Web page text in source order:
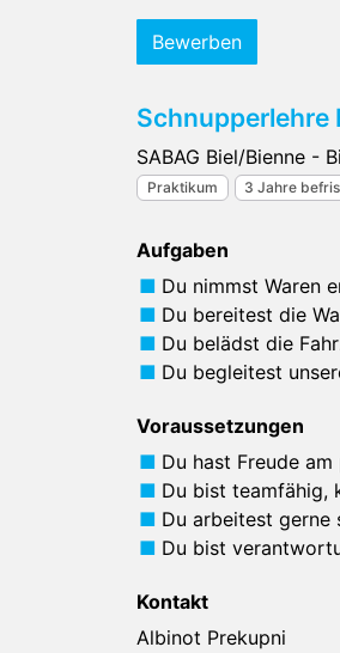
Bewerben
SABAG Biel/Bienne -
Praktikum 3 Jahre
Aufgaben
Du nimmst Waren
Du bereitest die
Du belädst die
Du begleitest
Voraussetzungen
Du hast Freude
Du bist teamfähig,
Du arbeitest gerne
Du bist
Kontakt
Albinot Prekupni